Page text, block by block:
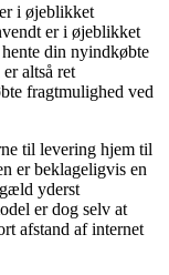
i øjeblikket
er i øjeblikket
din nyindkøbte
altså ret
fragtmulighed ved
til levering hjem til
er beklageligvis en
yderst
er dog selv at
afstand af internet